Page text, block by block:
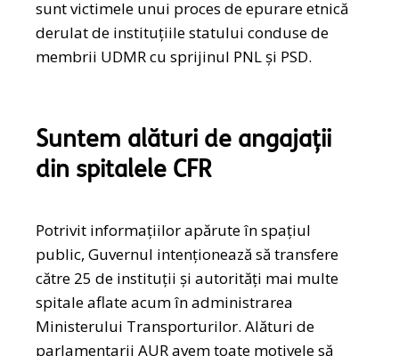
sunt victimele unui proces de epurare etnică
derulat de instituțiile statului conduse de
membrii UDMR cu sprijinul PNL și PSD.
Suntem alături de angajații
din spitalele CFR
Potrivit informațiilor apărute în spațiul
public, Guvernul intenționează să transfere
către 25 de instituții și autorități mai multe
spitale aflate acum în administrarea
Ministerului Transporturilor. Alături de
parlamentarii AUR avem toate motivele să